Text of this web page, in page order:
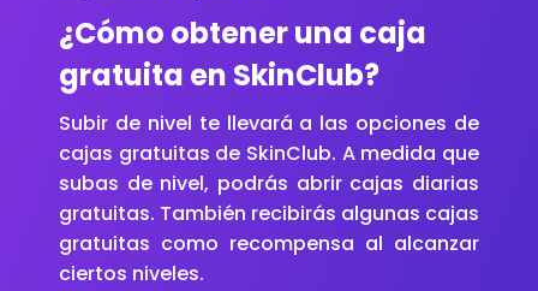
¿Cómo obtener una caja
gratuita en SkinClub?
Subir de nivel te llevará a las opciones de
cajas gratuitas de SkinClub. A medida que
subas de nivel, podrás abrir cajas diarias
gratuitas. También recibirás algunas cajas
gratuitas como recompensa al alcanzar
ciertos niveles.